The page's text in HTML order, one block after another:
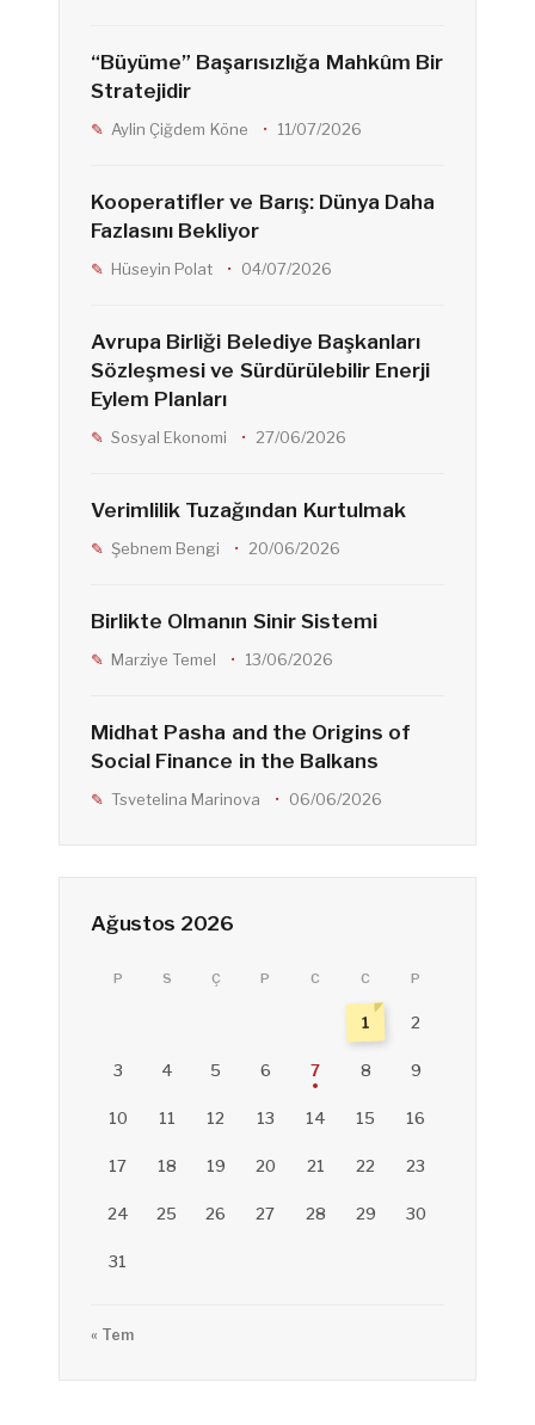
“Büyüme” Başarısızlığa Mahkûm Bir
Stratejidir
Aylin Çiğdem Köne 11/07/2026
Kooperatifler ve Barış: Dünya Daha
Fazlasını Bekliyor
Hüseyin Polat 04/07/2026
Avrupa Birliği Belediye Başkanları
Sözleşmesi ve Sürdürülebilir Enerji
Eylem Planları
Sosyal Ekonomi 27/06/2026
Verimlilik Tuzağından Kurtulmak
Şebnem Bengi 20/06/2026
Birlikte Olmanın Sinir Sistemi
Marziye Temel 13/06/2026
Midhat Pasha and the Origins of
Social Finance in the Balkans
Tsvetelina Marinova 06/06/2026
Ağustos 2026
P S Ç P C C P
1 2
3 4 5 6 7 8 9
10 11 12 13 14 15 16
17 18 19 20 21 22 23
24 25 26 27 28 29 30
31
« Tem